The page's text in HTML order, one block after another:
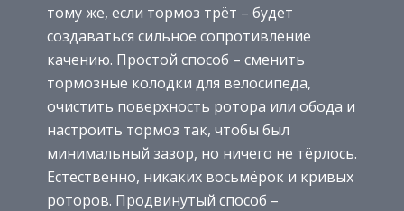
тому же, если тормоз трёт – будет
создаваться сильное сопротивление
качению. Простой способ – сменить
тормозные колодки для велосипеда,
очистить поверхность ротора или обода и
настроить тормоз так, чтобы был
минимальный зазор, но ничего не тёрлось.
Естественно, никаких восьмёрок и кривых
роторов. Продвинутый способ –